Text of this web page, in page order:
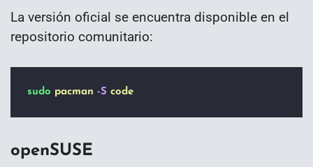
La versión oficial se encuentra disponible en el
repositorio comunitario:
sudo pacman -S code
openSUSE